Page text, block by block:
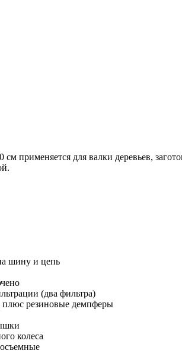
применяется для валки деревьев,
шину и цепь
(два фильтра)
плюс резиновые демпферы
колеса